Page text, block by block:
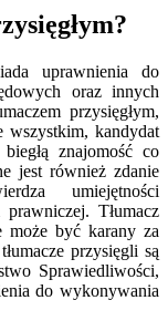
uprawnienia do
oraz innych
przysięgłym,
wszystkim, kandydat
znajomość co
jest również zdanie
umiejętności
Tłumacz
może być karany za
przysięgli są
Sprawiedliwości,
do wykonywania